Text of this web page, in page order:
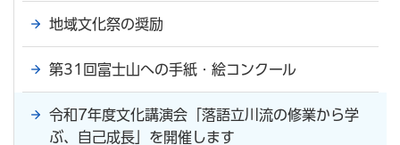
地域文化祭の奨励
第31回富士山への手紙・絵コンクール
令和7年度文化講演会「落語立川流の修業から学
ぶ、自己成長」を開催します